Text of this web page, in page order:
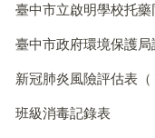
臺中市立啟明學校托藥
臺中市政府環境保護局謹訂於112年5
新冠肺炎風險評估表（
班級消毒記錄表